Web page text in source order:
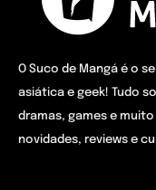
O Suco de Mangá é o
asiática e geek! Tudo
dramas, games e
novidades, reviews e